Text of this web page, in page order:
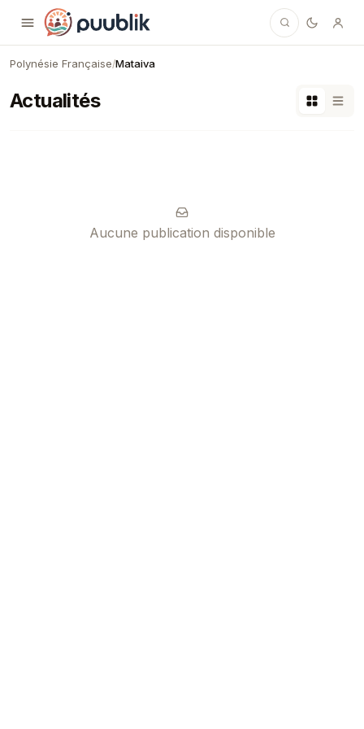
Puublik
Polynésie Française/Mataiva
Actualités
Aucune publication disponible